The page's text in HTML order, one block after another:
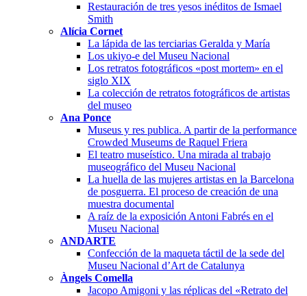
Restauración de tres yesos inéditos de Ismael
Smith
Alícia Cornet
La lápida de las terciarias Geralda y María
Los ukiyo-e del Museu Nacional
Los retratos fotográficos «post mortem» en el
siglo XIX
La colección de retratos fotográficos de artistas
del museo
Ana Ponce
Museus y res publica. A partir de la performance
Crowded Museums de Raquel Friera
El teatro museístico. Una mirada al trabajo
museográfico del Museu Nacional
La huella de las mujeres artistas en la Barcelona
de posguerra. El proceso de creación de una
muestra documental
A raíz de la exposición Antoni Fabrés en el
Museu Nacional
ANDARTE
Confección de la maqueta táctil de la sede del
Museu Nacional d’Art de Catalunya
Àngels Comella
Jacopo Amigoni y las réplicas del «Retrato del